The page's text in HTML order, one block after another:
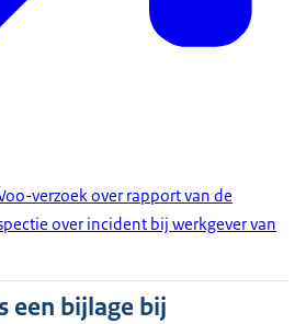
verzoek over rapport van de
over incident bij werkgever van
een bijlage bij